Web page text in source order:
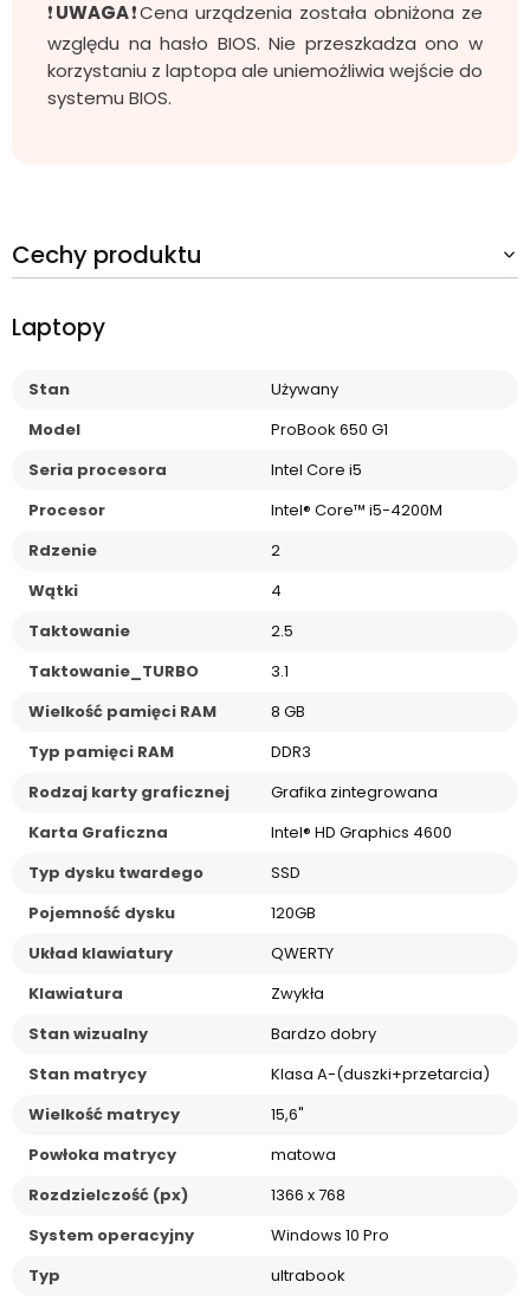
❗UWAGA❗Cena urządzenia została obniżona ze
względu na hasło BIOS. Nie przeszkadza ono w
korzystaniu z laptopa ale uniemożliwia wejście do
systemu BIOS.
Cechy produktu
Laptopy
Stan
Używany
Model
ProBook 650 G1
Seria procesora
Intel Core i5
Procesor
Intel® Core™ i5-4200M
Rdzenie
2
Wątki
4
Taktowanie
2.5
Taktowanie_TURBO
3.1
Wielkość pamięci RAM
8 GB
Typ pamięci RAM
DDR3
Rodzaj karty graficznej
Grafika zintegrowana
Karta Graficzna
Intel® HD Graphics 4600
Typ dysku twardego
SSD
Pojemność dysku
120GB
Układ klawiatury
QWERTY
Klawiatura
Zwykła
Stan wizualny
Bardzo dobry
Stan matrycy
Klasa A-(duszki+przetarcia)
Wielkość matrycy
15,6"
Powłoka matrycy
matowa
Rozdzielczość (px)
1366 x 768
System operacyjny
Windows 10 Pro
Typ
ultrabook